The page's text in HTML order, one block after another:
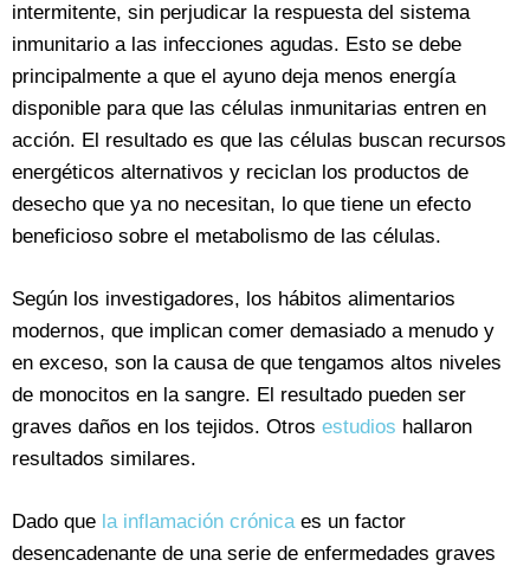
intermitente, sin perjudicar la respuesta del sistema
inmunitario a las infecciones agudas. Esto se debe
principalmente a que el ayuno deja menos energía
disponible para que las células inmunitarias entren en
acción. El resultado es que las células buscan recursos
energéticos alternativos y reciclan los productos de
desecho que ya no necesitan, lo que tiene un efecto
beneficioso sobre el metabolismo de las células.
Según los investigadores, los hábitos alimentarios
modernos, que implican comer demasiado a menudo y
en exceso, son la causa de que tengamos altos niveles
de monocitos en la sangre. El resultado pueden ser
graves daños en los tejidos. Otros estudios hallaron
resultados similares.
Dado que la inflamación crónicaes un factor
desencadenante de una serie de enfermedades graves